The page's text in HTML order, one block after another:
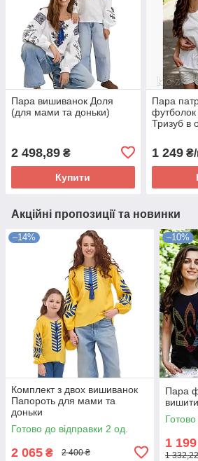
Пара вишиванок Доля
(для мами та доньки)
2 498,89 ₴
Купити
Пара
Тризуб в
1 249₴/
Акційні пропозиції та новинки
–14%
Комплект з двох вишиванок
Папороть для мами та
доньки
Готово до відправки 2 од.
2 065 ₴ 2 400 ₴
–10%
Пара
1 199
1